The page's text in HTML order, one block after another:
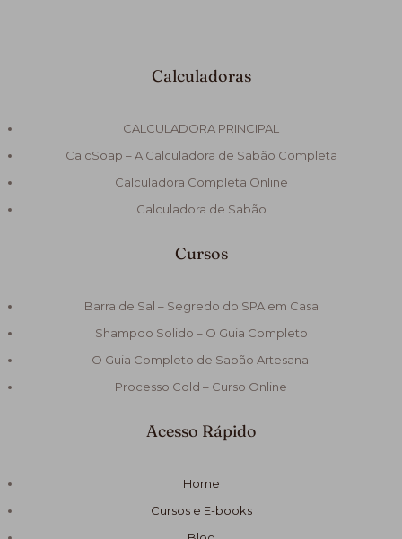
Calculadoras
CALCULADORA PRINCIPAL
CalcSoap – A Calculadora de Sabão Completa
Calculadora Completa Online
Calculadora de Sabão
Cursos
Barra de Sal – Segredo do SPA em Casa
Shampoo Solido – O Guia Completo
O Guia Completo de Sabão Artesanal
Processo Cold – Curso Online
Acesso Rápido
Home
Cursos e E-books